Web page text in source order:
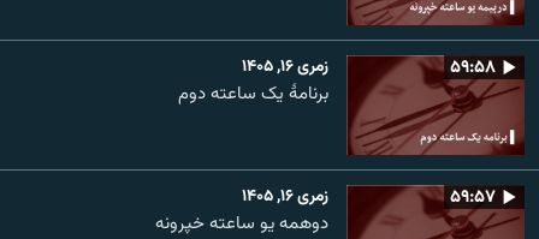
۵۹:۵۸ زمری ۱۶, ۱۴۰۵
برنامۀ یک ساعته دوم
۵۹:۵۷ زمری ۱۶, ۱۴۰۵
دوهمه یو ساعته خپرونه